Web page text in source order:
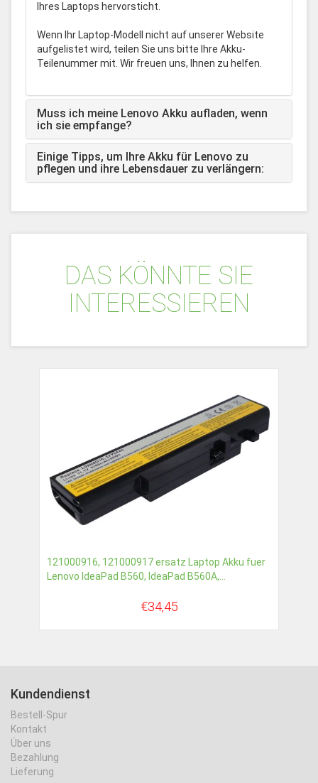
Ihres Laptops hervorsticht.
Wenn Ihr Laptop-Modell nicht auf unserer Website
aufgelistet wird, teilen Sie uns bitte Ihre Akku-
Teilenummer mit. Wir freuen uns, Ihnen zu helfen.
Muss ich meine Lenovo Akku aufladen, wenn
ich sie empfange?
Einige Tipps, um Ihre Akku für Lenovo zu
pflegen und ihre Lebensdauer zu verlängern:
DAS KÖNNTE SIE
INTERESSIEREN
121000916, 121000917 ersatz Laptop Akku fuer
Lenovo IdeaPad B560, IdeaPad B560A,...
€34,45
Kundendienst
Bestell-Spur
Kontakt
Über uns
Bezahlung
Lieferung